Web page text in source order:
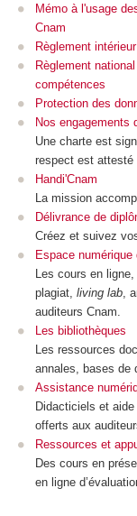
Mémo à l'usage
Cnam
Règlement
Règlement
compétences
Protection des
Nos engagements
Une charte est
respect est attesté
Handi'Cnam
La mission
Délivrance de
Créez et suivez
Espace numérique
Les cours en
plagiat, living lab ,
auditeurs Cnam.
Les bibliothèques
Les ressources
annales, bases de
Assistance
Didacticiels et
offerts aux
Ressources et
Des cours en
en ligne